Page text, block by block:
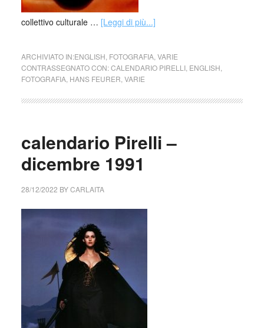
collettivo culturale … [Leggi di più...]
ARCHIVIATO IN:ENGLISH FOTOGRAFIA, VARIE
CONTRASSEGNATO CON:CALENDARIO PIRELLI, ENGLISH
FOTOGRAFIA, HANS FEURER VARIE
calendario Pirelli –
dicembre 1991
28/12/2022 BYCARLAITA